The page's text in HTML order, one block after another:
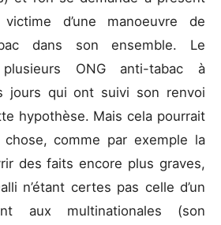
d’une manoeuvre de
dans son ensemble. Le
ONG anti-tabac à
jours qui ont suivi son renvoi
hypothèse. Mais cela pourrait
comme par exemple la
des faits encore plus graves,
n’étant certes pas celle d’un
aux multinationales (son